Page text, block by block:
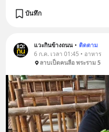
บันทึก
แวะกินข้างถนน • ติดตาม
6 ก.ค. เวลา 01:45 • อาหาร
ลาบเป็ดคนลือ พระราม 5